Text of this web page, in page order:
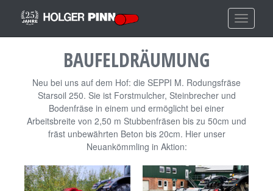
BAUFELDRÄUMUNG
Neu bei uns auf dem Hof: die SEPPI M. Rodungsfräse
Starsoil 250. Sie ist Forstmulcher, Steinbrecher und
Bodenfräse in einem und ermöglicht bei einer
Arbeitsbreite von 2,50 m Stubbenfräsen bis zu 50cm und
fräst unbewährten Beton bis 20cm. Hier unser
Neuankömmling in Aktion: